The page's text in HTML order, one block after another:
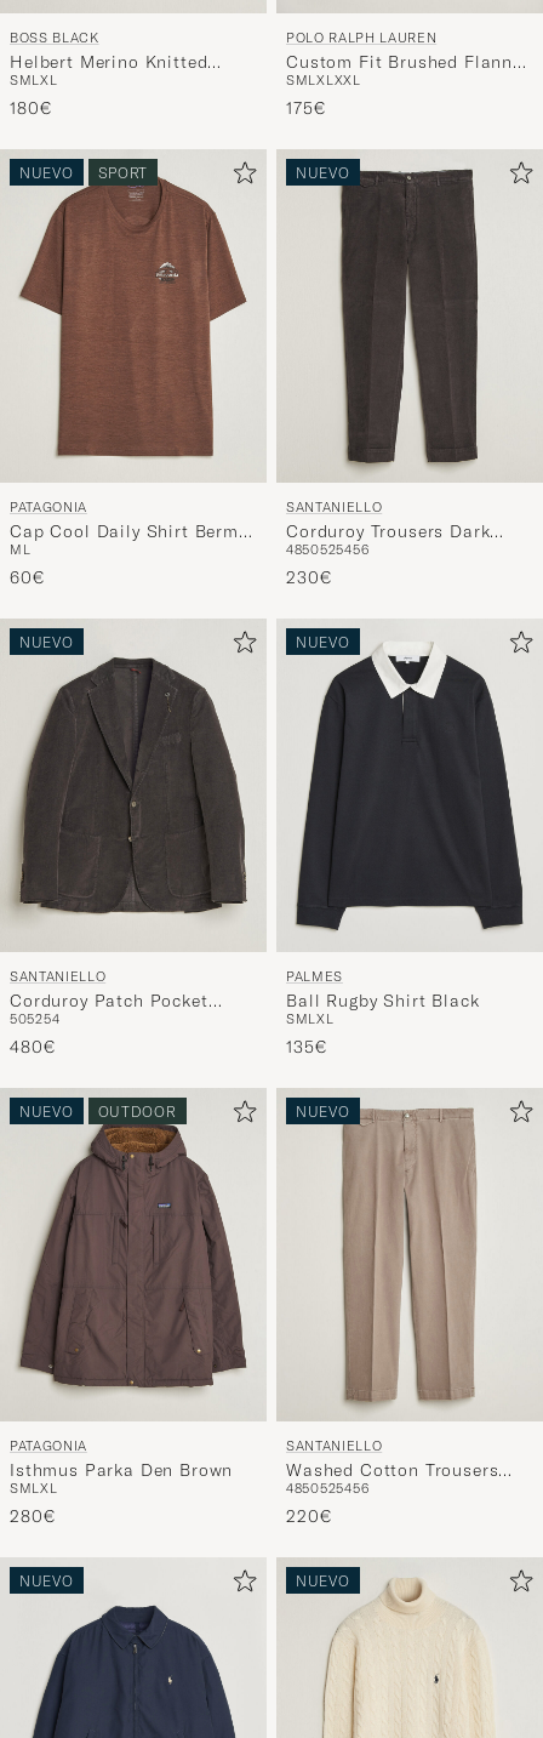
BOSS BLACK
Helbert Merino Knitted
Cardigan Dark Blue
SMLXL
180€
POLO RALPH LAUREN
Custom Fit Brushed Flannel
Shirt Nutmeg Brown
SMLXLXXL
175€
NUEVO SPORT
PATAGONIA
Cap Cool Daily Shirt Berm
Brown
M L
60€
NUEVO
SANTANIELLO
Corduroy Trousers Dark
Grey
4850525456
230€
NUEVO
SANTANIELLO
Corduroy Patch Pocket
Blazer Dark Grey
505254
480€
NUEVO
PALMES
Ball Rugby Shirt Black
SMLXL
135€
NUEVO OUTDOOR
PATAGONIA
Isthmus Parka Den Brown
SMLXL
280€
NUEVO
SANTANIELLO
Washed Cotton Trousers
Taupe
4850525456
220€
NUEVO NUEVO